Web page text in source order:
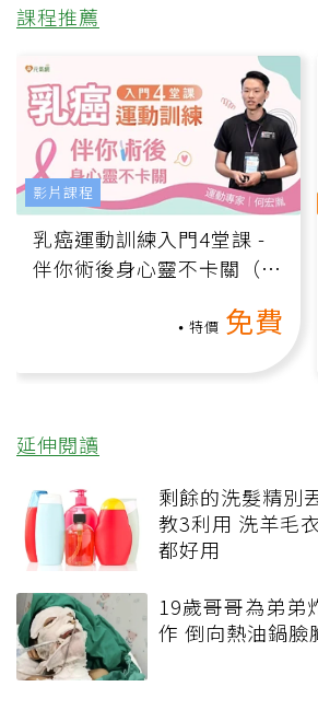
課程推薦
乳癌運動訓練入門4堂課 -
伴你術後身心靈不卡關（線
特價 免費
影片課程
延伸閱讀
剩餘的洗髮精別
教3利用 洗羊毛
都好用
19歲哥哥為弟弟
作 倒向熱油鍋臉